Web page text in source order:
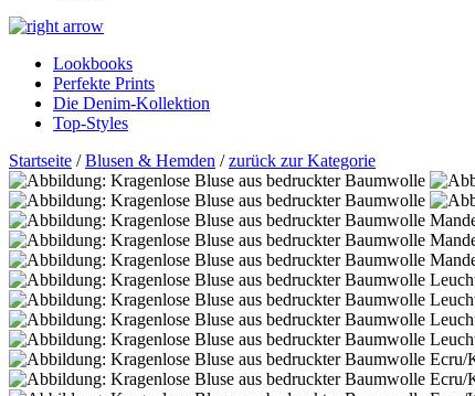
Lookbooks
Perfekte Prints
Die Denim-Kollektion
Top-Styles
Startseite /Blusen & Hemden /zurück zur Kategorie